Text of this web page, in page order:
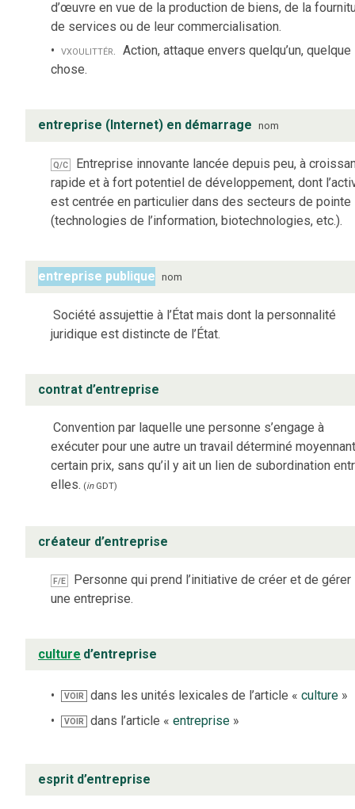
d’œuvre en vue de la production de biens, de la
de services ou de leur commercialisation.
vxoulittér. Action, attaque envers quelqu’un, quelque
chose.
entreprise (Internet) en démarrage nom
Q/C
Entreprise innovante lancée depuis peu, à
rapide et à fort potentiel de développement, dont
est centrée en particulier dans des secteurs de pointe
(technologies de l’information, biotechnologies, etc.).
entreprise publique nom
Société assujettie à l’État mais dont la personnalité
juridique est distincte de l’État.
contrat d’entreprise
Convention par laquelle une personne s’engage à
exécuter pour une autre un travail déterminé
certain prix, sans qu’il y ait un lien de subordination
elles. (inGDT)
créateur d’entreprise
F/E
Personne qui prend l’initiative de créer et de gérer
une entreprise.
culture d’entreprise
VOIR dans les unités lexicales de l’article «culture »
VOIR dans l’article «entreprise »
esprit d’entreprise